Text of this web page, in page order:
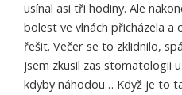
usínal asi tři hodiny. Ale
bolest ve vlnách přicházela a
řešit. Večer se to zklidnilo,
jsem zkusil zas stomatologii
kdyby náhodou… Když je to